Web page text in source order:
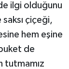
ilgi olduğunu
çiçeği,
hem eşine
de
tutmamız